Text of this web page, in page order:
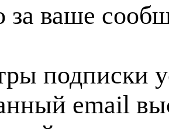
за ваше
подписки
email